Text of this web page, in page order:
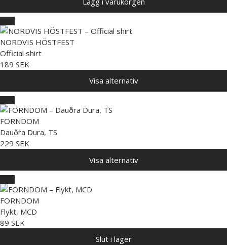
NORDVIS HÖSTFEST
Official shirt
189 SEK
Visa alternativ
FORNDOM
Dauðra Dura, TS
229 SEK
Visa alternativ
FORNDOM
Flykt, MCD
89 SEK
Slut i lager